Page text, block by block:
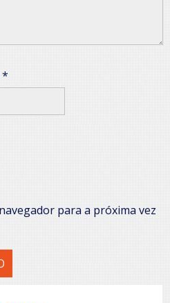
*
para a próxima vez